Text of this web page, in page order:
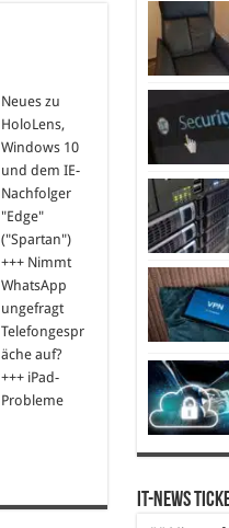
Neues zu
HoloLens,
Windows 10
und dem IE-
Nachfolger
"Edge"
("Spartan")
+++ Nimmt
WhatsApp
ungefragt
Telefongespr
äche auf?
+++ iPad-
Probleme
IT-News